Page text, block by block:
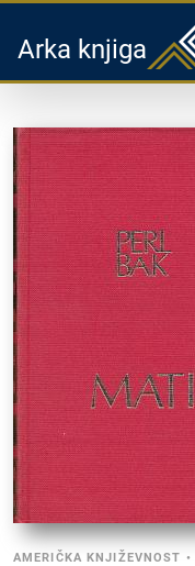
Arka knjiga
AMERIČKA KNJIŽEVNOST •